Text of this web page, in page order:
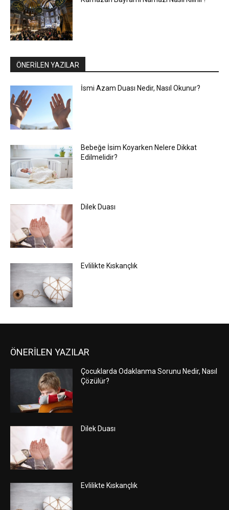
ÖNERİLEN YAZILAR
İsmi Azam Duası Nedir, Nasıl Okunur?
Bebeğe İsim Koyarken Nelere Dikkat
Edilmelidir?
Dilek Duası
Evlilikte Kıskançlık
ÖNERİLEN YAZILAR
Çocuklarda Odaklanma Sorunu Nedir, Nasıl
Çözülür?
Dilek Duası
Evlilikte Kıskançlık